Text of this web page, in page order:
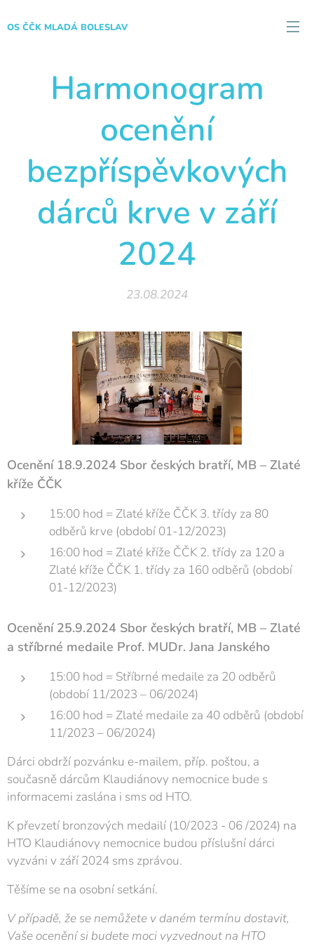
OS ČČK MLADÁ BOLESLAV
Harmonogram
ocenění
bezpříspěvkových
dárců krve v září
2024
23.08.2024
Ocenění 18.9.2024 Sbor českých bratří, MB – Zlaté
kříže ČČK
15:00 hod = Zlaté kříže ČČK 3. třídy za 80
odběrů krve (období 01-12/2023)
16:00 hod = Zlaté kříže ČČK 2. třídy za 120 a
Zlaté kříže ČČK 1. třídy za 160 odběrů (období
01-12/2023)
Ocenění 25.9.2024 Sbor českých bratří, MB – Zlaté
a stříbrné medaile Prof. MUDr. Jana Janského
15:00 hod = Stříbrné medaile za 20 odběrů
(období 11/2023 – 06/2024)
16:00 hod = Zlaté medaile za 40 odběrů (období
11/2023 – 06/2024)
Dárci obdrží pozvánku e-mailem, příp. poštou, a
současně dárcům Klaudiánovy nemocnice bude s
informacemi zaslána i sms od HTO.
K převzetí bronzových medailí (10/2023 - 06 /2024) na
HTO Klaudiánovy nemocnice budou příslušní dárci
vyzváni v září 2024 sms zprávou.
Těšíme se na osobní setkání.
V případě, že se nemůžete v daném termínu dostavit,
Vaše ocenění si budete moci vyzvednout na HTO